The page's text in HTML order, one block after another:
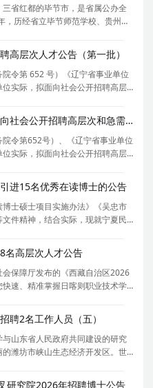
省红都的毕节市，是省属公办全
历经省立毕节师范学校、贵州毕
1993年，教育部定名为毕节师范
等专科学校与
高层次人才公告（第一批）
令第 652 号）《辽宁省事业单位
实际，拟面向社会公开招聘高层
对象 符合报考基本条件和招聘岗
社会在职
辽宁石化职业技术学院2026年面向社会公开招聘高层次和急需紧缺人才公告（第一批）
令第652号）、《辽宁省事业单位
实际，拟面向社会公开招聘高层
下： 一、招聘对象 符合报考基本
应届毕业生
进15名优秀在读博士的公告
士硕士项目实施办法》《吴忠市
件精神，结合实际，现就宁夏民
博士研究生有关事项公告如下。
所特色鲜
名高层次人才公告
保障厅发布的《西藏自治区2026
速、精准掌握日喀则职业技术学
术学院的岗位信息与报考要点单
准确，请
聘2名工作人员（五）
山东省人民政府共同建设的研究
潍坊市峡山生态经济开发区。世
大学教授邓兴旺任院长。研究院
及地方重大
研究院2026年招聘博士公告